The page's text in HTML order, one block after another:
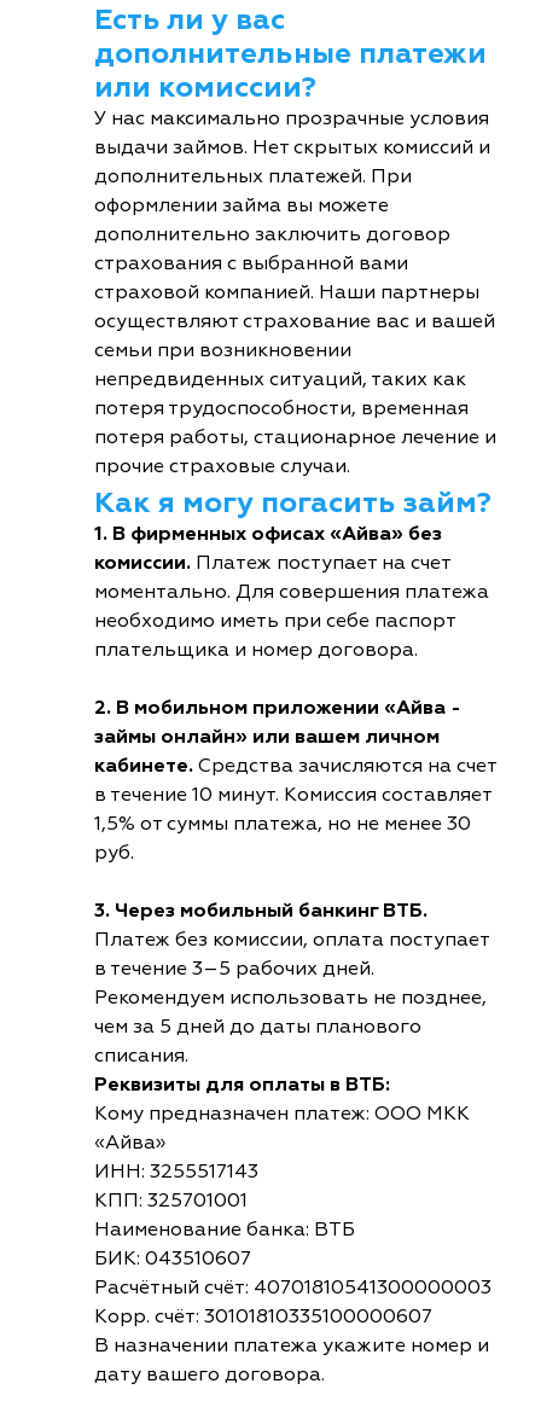
Есть ли у вас
дополнительные платежи
или комиссии?
У нас максимально прозрачные условия
выдачи займов. Нет скрытых комиссий и
дополнительных платежей. При
оформлении займа вы можете
дополнительно заключить договор
страхования с выбранной вами
страховой компанией. Наши партнеры
осуществляют страхование вас и вашей
семьи при возникновении
непредвиденных ситуаций, таких как
потеря трудоспособности, временная
потеря работы, стационарное лечение и
прочие страховые случаи.
Как я могу погасить займ?
1. В фирменных офисах «Айва» без
комиссии. Платеж поступает на счет
моментально. Для совершения платежа
необходимо иметь при себе паспорт
плательщика и номер договора.
2. В мобильном приложении «Айва -
займы онлайн» или вашем личном
кабинете. Средства зачисляются на счет
в течение 10 минут. Комиссия составляет
1,5% от суммы платежа, но не менее 30
руб.
3. Через мобильный банкинг ВТБ.
Платеж без комиссии, оплата поступает
в течение 3–5 рабочих дней.
Рекомендуем использовать не позднее,
чем за 5 дней до даты планового
списания.
Реквизиты для оплаты в ВТБ:
Кому предназначен платеж: ООО МКК
«Айва»
ИНН: 3255517143
КПП: 325701001
Наименование банка: ВТБ
БИК: 043510607
Расчётный счёт: 40701810541300000003
Корр. счёт: 30101810335100000607
В назначении платежа укажите номер и
дату вашего договора.